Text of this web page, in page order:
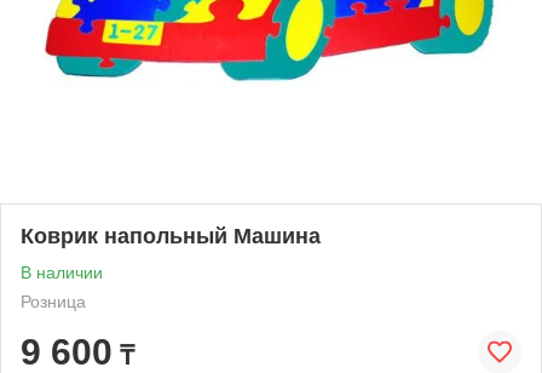
Коврик напольный Машина
В наличии
Розница
9 600 ₸